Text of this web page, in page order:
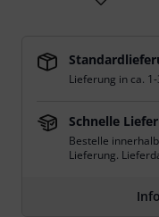
Lieferung in ca.
Schnelle
Bestelle innerhalb
Lieferung.